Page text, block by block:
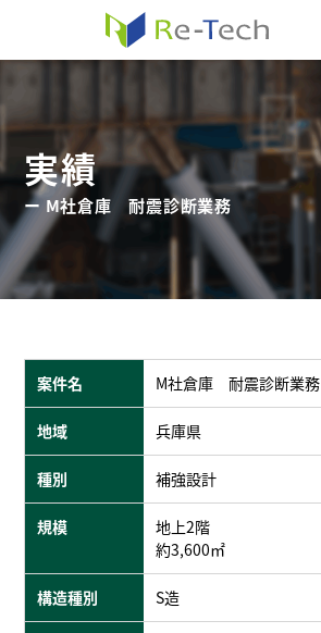
実績
ー M社倉庫 耐震診断業務
案件名 M社倉庫 耐震診断業務
地域 兵庫県
種別 補強設計
規模
地上2階
約3,600㎡
構造種別 S造